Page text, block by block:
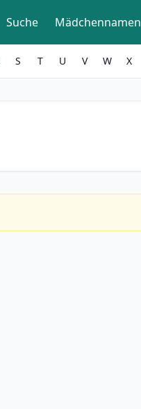
Suche Mädchennamen
S T U V W X